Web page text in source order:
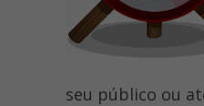
seu público ou